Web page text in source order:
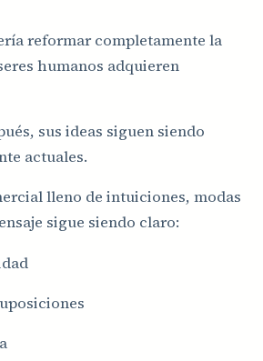
reformar completamente la
humanos adquieren
sus ideas siguen siendo
actuales.
lleno de intuiciones, modas
sigue siendo claro: